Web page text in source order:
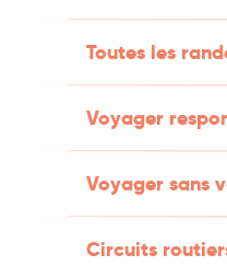
Toutes les
Voyager
Voyager sans
Circuits
Biars à 2km
CERE - ZI à 993m
erreur